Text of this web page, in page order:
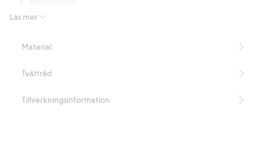
Läs merRund halsringning
Artikelnummer
Material
Tvättråd
Tillverkningsinformation